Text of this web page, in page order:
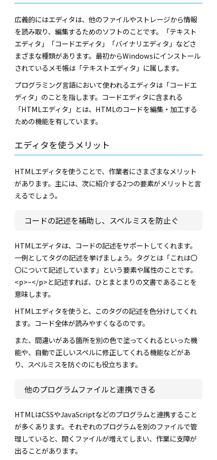
広義的にはエディタは、他のファイルやストレージから情報
を読み取り、編集するためのソフトのことです。「テキスト
エディタ」「コードエディタ」「バイナリエディタ」などさ
まざまな種類があります。最初からWindowsにインストール
されているメモ帳は「テキストエディタ」に属します。
プログラミング言語において使われるエディタは「コードエ
ディタ」のことを指します。コードエディタに含まれる
「HTMLエディタ」とは、HTMLのコードを編集・加工する
ための機能を有しています。
エディタを使うメリット
HTMLエディタを使うことで、作業者にさまざまなメリット
があります。主には、次に紹介する2つの要素がメリットと言
えるでしょう。
コードの記述を補助し、スペルミスを防止ぐ
HTMLエディタは、コードの記述をサポートしてくれます。
一例としてタグの記述を挙げましょう。タグとは「これは〇
〇について記述しています」という要素や属性のことです。
<p>~</p>と記述すれば、ひとまとまりの文書であることを
意味します。
HTMLエディタを使うと、このタグの記述を色分けしてくれ
ます。コード全体が読みやすくなるのです。
また、間違いがある箇所を別の色で塗ってくれるといった機
能や、自動で正しいスペルに修正してくれる機能などがあ
り、スペルミスを防ぐのにも役立ちます。
他のプログラムファイルと連携できる
HTMLはCSSやJavaScriptなどのプログラムと連携すること
が多くあります。それぞれのプログラムを別のファイルで管
理していると、開くファイルが増えてしまい、作業に支障が
出ることがあります。